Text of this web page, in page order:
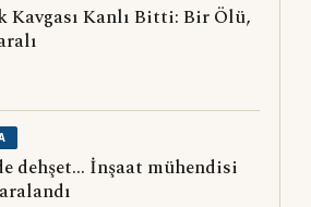
Kavgası Kanlı Bitti: Bir Ölü,
dehşet... İnşaat mühendisi